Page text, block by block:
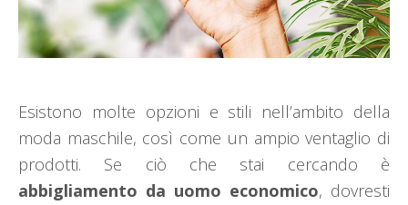
Esistono molte opzioni e stili nell’ambito della
moda maschile, così come un ampio ventaglio di
prodotti. Se ciò che stai cercando è
abbigliamento da uomo economico, dovresti